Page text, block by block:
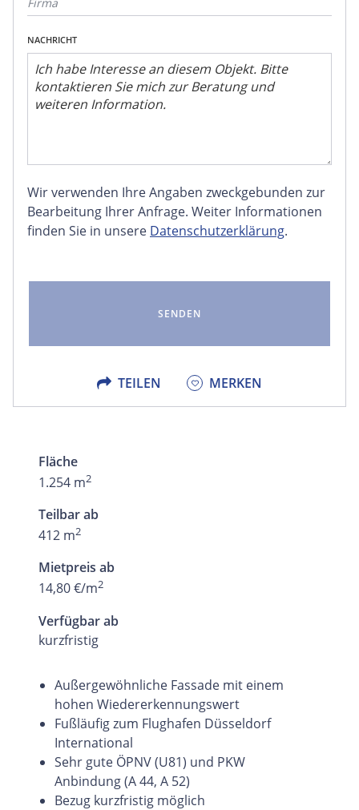
NACHRICHT
Wir verwenden Ihre Angaben zweckgebunden zur
Bearbeitung Ihrer Anfrage. Weiter Informationen
finden Sie in unsere Datenschutzerklärung.
TEILEN
FACEBOOK
X
MERKEN
Fläche
1.254 m2
Teilbar ab
412 m2
Mietpreis ab
14,80 €/m2
Verfügbar ab
kurzfristig
Außergewöhnliche Fassade mit einem
hohen Wiedererkennungswert
Fußläufig zum Flughafen Düsseldorf
International
Sehr gute ÖPNV (U81) und PKW
Anbindung (A 44, A 52)
Bezug kurzfristig möglich